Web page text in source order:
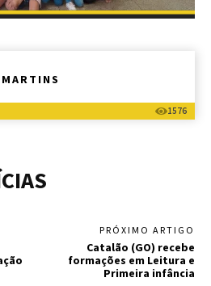
1576
PRÓXIMO ARTIGO
Catalão (GO) recebe
formações em Leitura e
Primeira infância